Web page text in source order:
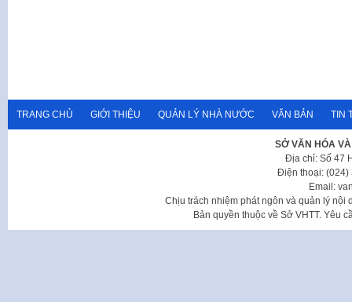
TRANG CHỦ GIỚI THIỆU QUẢN LÝ NHÀ NƯỚC VĂN BẢN TIN
SỞ VĂN HÓA
Địa chỉ: Số 47
Điện thoại: (024)
Email:
Chịu trách nhiệm phát ngôn và quản lý nội
Bản quyền thuộc về Sở VHTT. Yêu